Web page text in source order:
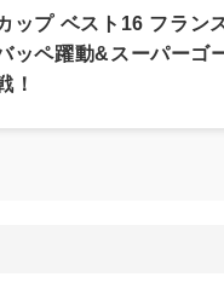
ップ ベスト16 フラン
ッペ躍動&スーパーゴ
！